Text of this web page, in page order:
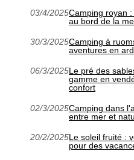
03/4/2025Camping royan
au bord de la
30/3/2025Camping à
aventures en
06/3/2025Le pré des
gamme en
confort
02/3/2025Camping dans
entre mer et
20/2/2025Le soleil fruité :
pour des